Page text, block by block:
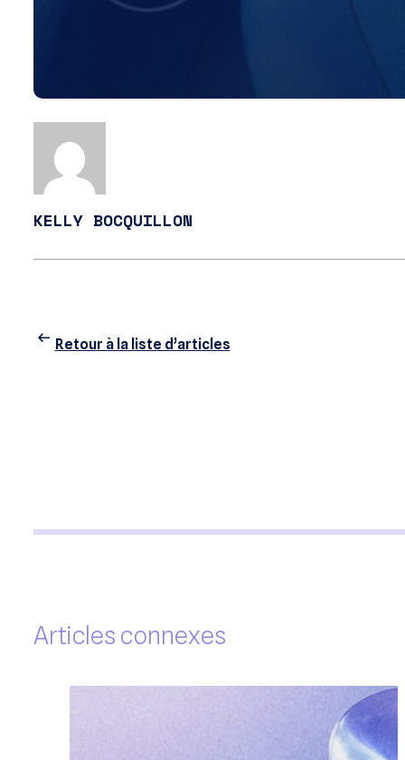
KELLY BOCQUILLON
Retour à la liste d’articles
Articles connexes